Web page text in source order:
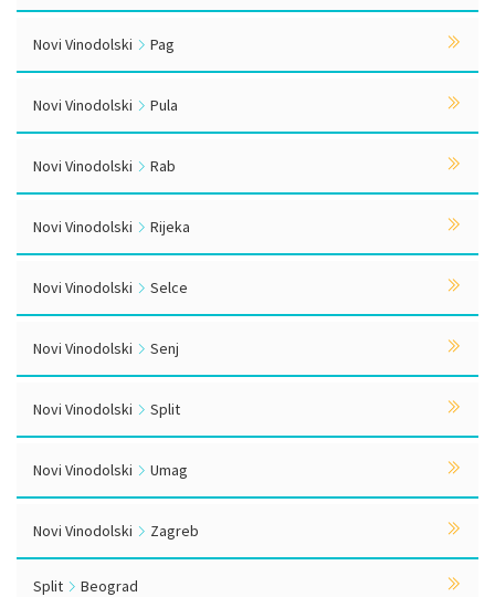
Novi Vinodolski Pag
Novi Vinodolski Pula
Novi Vinodolski Rab
Novi Vinodolski Rijeka
Novi Vinodolski Selce
Novi Vinodolski Senj
Novi Vinodolski Split
Novi Vinodolski Umag
Novi Vinodolski Zagreb
Split Beograd